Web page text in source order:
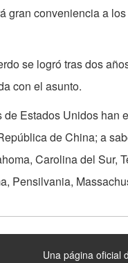
gran conveniencia a
se logró tras dos
con el asunto.
de Estados Unidos
de China; a
Carolina del Sur,
Pensilvania,
Una página oficial